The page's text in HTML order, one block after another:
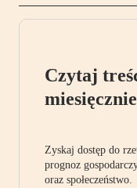
Czytaj
Zyskaj dostęp do
prognoz
oraz społeczeństwo.